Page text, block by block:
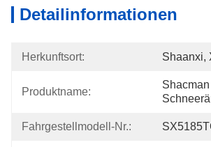
Detailinformationen
Herkunftsort: Shaanxi,
Produktname:
Fahrgestellmodell-Nr.: